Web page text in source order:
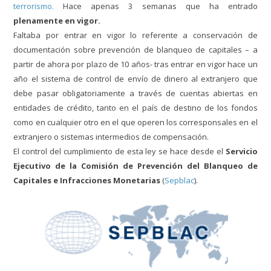
terrorismo. Hace apenas 3 semanas que ha entrado
plenamente en vigor.
Faltaba por entrar en vigor lo referente a conservación de
documentación sobre prevención de blanqueo de capitales – a
partir de ahora por plazo de 10 años- tras entrar en vigor hace un
año el sistema de control de envío de dinero al extranjero que
debe pasar obligatoriamente a través de cuentas abiertas en
entidades de crédito, tanto en el país de destino de los fondos
como en cualquier otro en el que operen los corresponsales en el
extranjero o sistemas intermedios de compensación.
El control del cumplimiento de esta ley se hace desde el Servicio
Ejecutivo de la Comisión de Prevención del Blanqueo de
Capitales e Infracciones Monetarias (Sepblac).